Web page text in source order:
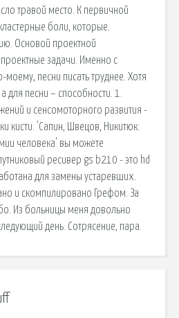
травой место. К первичной
боли, которые.
Основой проектной
проектные задачи. Именно с
песни писать труднее. Хотя
для песни – способности. 1.
и сенсомоторного развития -
кисти. 'Сапин, Швецов, Никитюк:
человека' вы можете
ресивер gs b210 - это hd
для замены устаревших.
и скомпилировано Грефом. За
Из больницы меня довольно
день. Сотрясение, пара.